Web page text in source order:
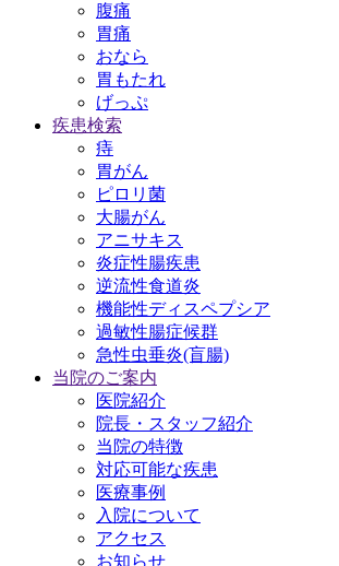
腹痛
胃痛
おなら
胃もたれ
げっぷ
疾患検索
痔
胃がん
ピロリ菌
大腸がん
アニサキス
炎症性腸疾患
逆流性食道炎
機能性ディスペプシア
過敏性腸症候群
急性虫垂炎(盲腸)
当院のご案内
医院紹介
院長・スタッフ紹介
当院の特徴
対応可能な疾患
医療事例
入院について
アクセス
お知らせ